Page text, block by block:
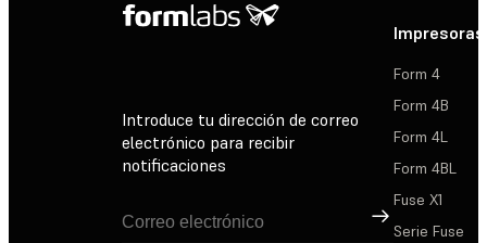
Introduce tu dirección de correo
electrónico para recibir
notificaciones
Suscribirse
Impresoras
Form 4
Form 4B
Form 4L
Form 4BL
Fuse X1
Serie Fuse